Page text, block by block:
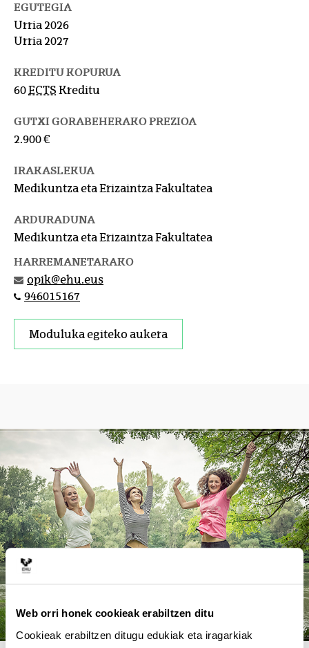
Web orri honek cookieak erabiltzen ditu
Cookieak erabiltzen ditugu edukiak eta iragarkiak
EGUTEGIA
Urria 2026
Urria 2027
KREDITU KOPURUA
60ECTS Kreditu
GUTXI GORABEHERAKO PREZIOA
2.900 €
IRAKASLEKUA
Medikuntza eta Erizaintza Fakultatea
ARDURADUNA
Medikuntza eta Erizaintza Fakultatea
HARREMANETARAKO
opik@ehu.eus
946015167
Moduluka egiteko aukera